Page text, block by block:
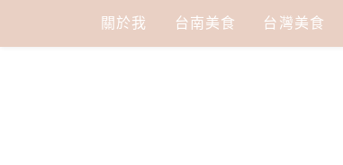
關於我 台南美食 台灣美食